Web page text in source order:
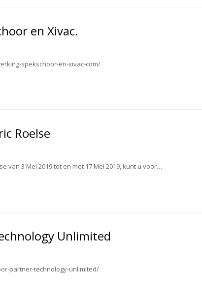
en Xivac.
spekschoor-en-xivac-com/
Roelse
van 3 Mei 2019 tot en met 17 Mei 2019, kunt u voor…
Unlimited
partner-technology-unlimited/